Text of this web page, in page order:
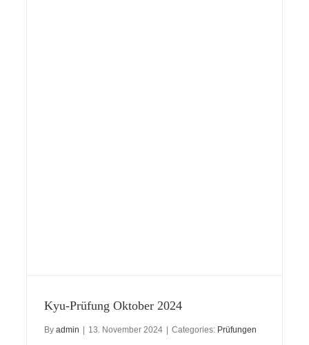
Kyu-Prüfung Oktober 2024
By admin 13. November 2024 Categories: Prüfungen